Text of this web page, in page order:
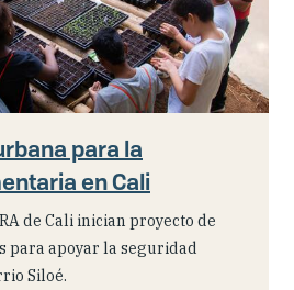
para la
en Cali
de Cali inician proyecto de
para apoyar la seguridad
Siloé.